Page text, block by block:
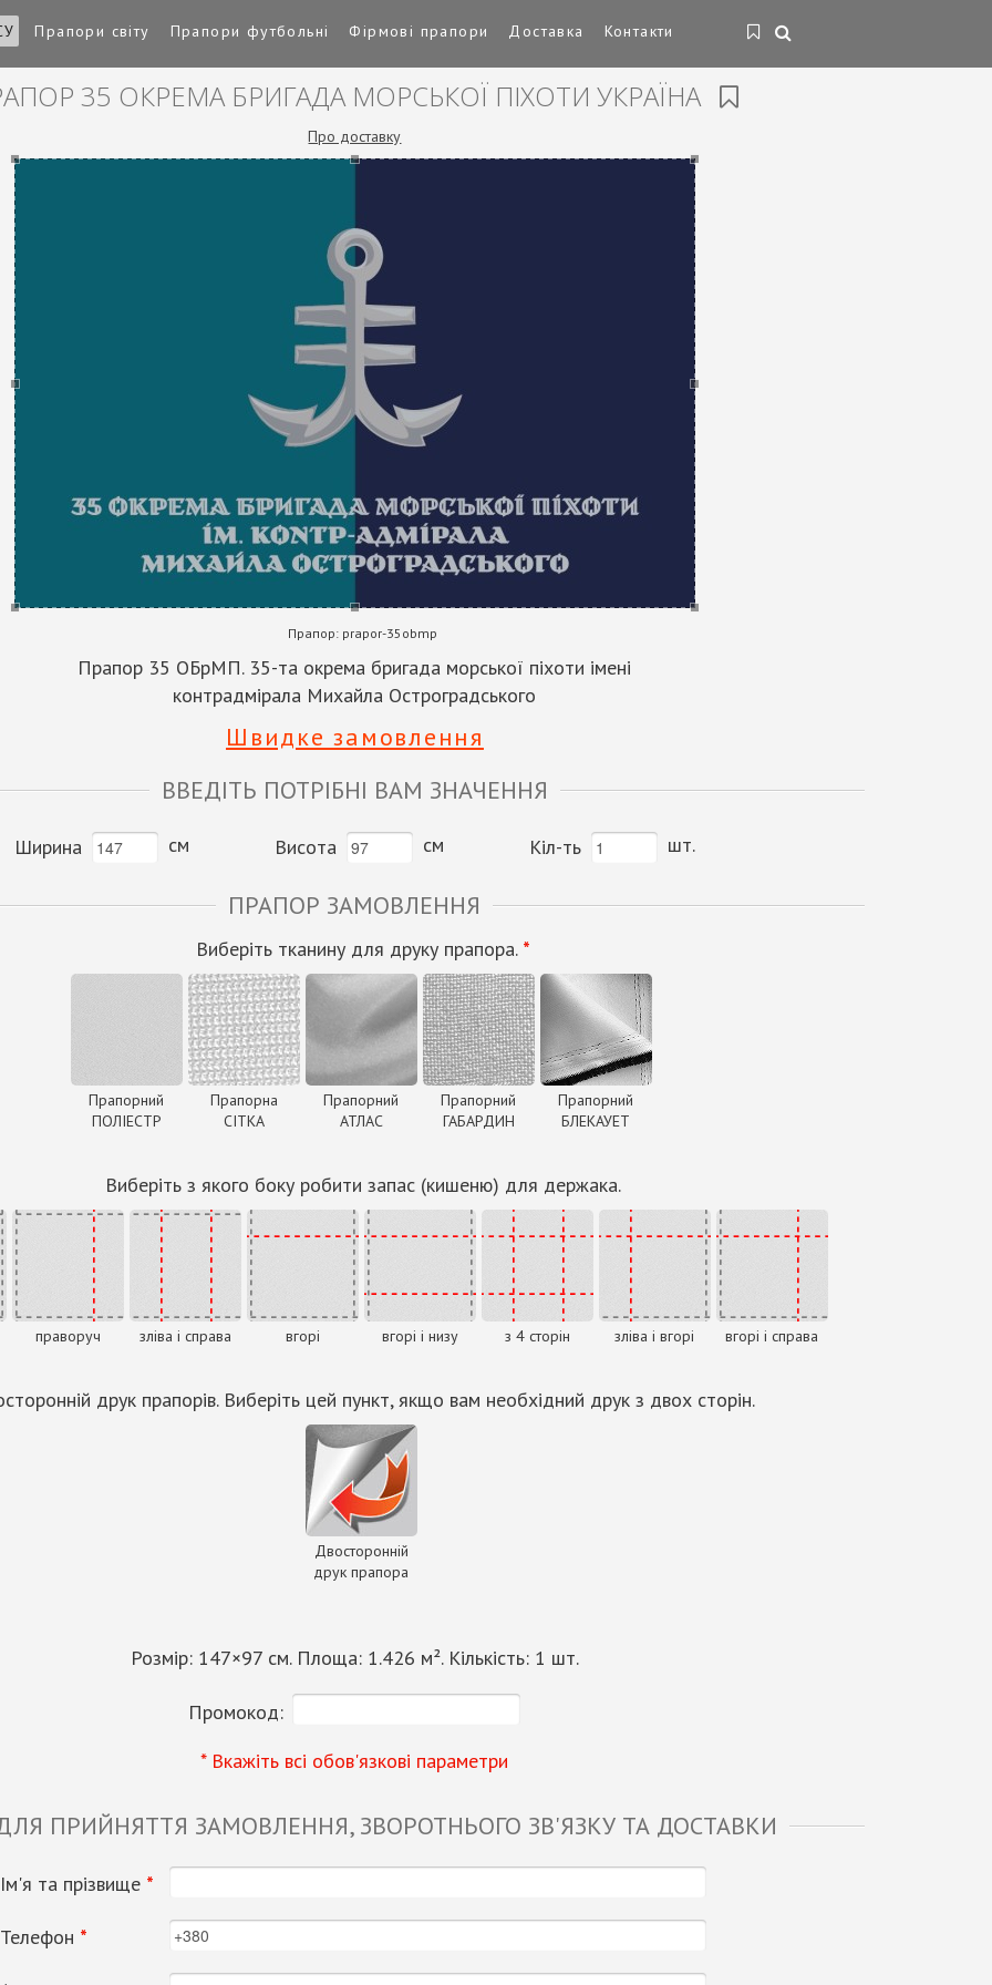
Прапори світу Прапори футбольні Фірмові прапори Доставка Контакти
35 ОКРЕМА БРИГАДА МОРСЬКОЇ ПІХОТИ УКРАЇНА
Про доставку
Прапор: prapor-35obmp
Прапор 35 ОБрМП. 35-та окрема бригада морської піхоти імені
контрадмірала Михайла Остроградського
Швидке замовлення
ВВЕДІТЬ ПОТРІБНІ ВАМ ЗНАЧЕННЯ
Ширина см Висота см Кіл-ть шт.
ПРАПОР ЗАМОВЛЕННЯ
Виберіть тканину для друку прапора. *
Прапорний
ПОЛІЕСТР
Прапорна
СІТКА
Прапорний
АТЛАС
Прапорний
ГАБАРДИН
Прапорний
БЛЕКАУЕТ
Виберіть з якого боку робити запас (кишеню) для держака.
праворуч зліва і справа вгорі вгорі і низу з 4 сторін зліва і вгорі вгорі і справа
друк прапорів. Виберіть цей пункт, якщо вам необхідний друк з двох сторін.
Двосторонній
друк прапора
Розмір: 147×97см. Площа: 1.426 м². Кількість: 1 шт.
Промокод:
* Вкажіть всі обов'язкові параметри
ПРИЙНЯТТЯ ЗАМОВЛЕННЯ, ЗВОРОТНЬОГО ЗВ'ЯЗКУ ТА ДОСТАВКИ
Ім'я та прізвище *
Телефон *